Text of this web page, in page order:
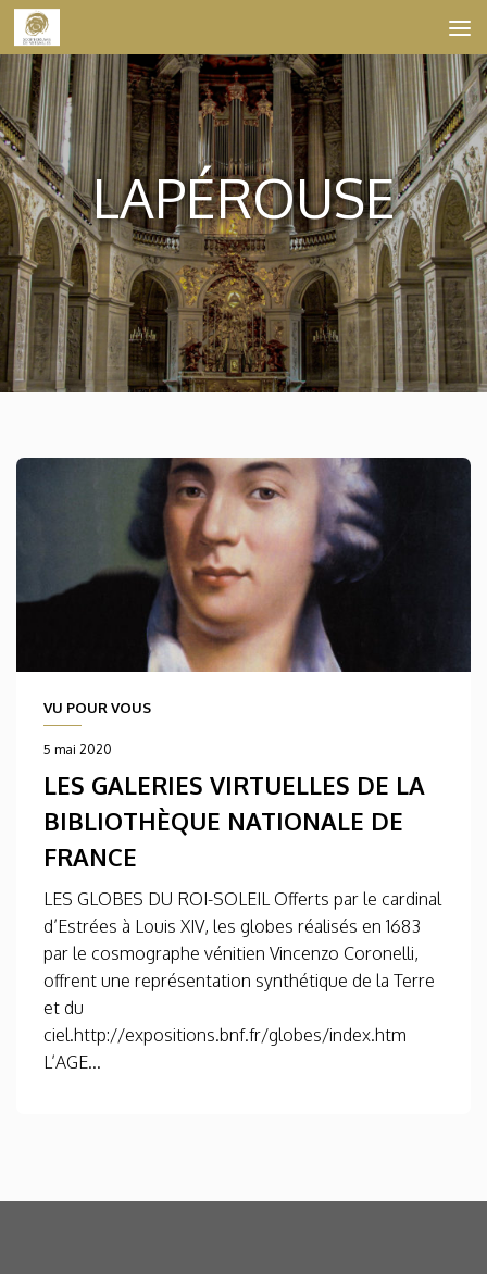
Skip to content
LAPÉROUSE
VU POUR VOUS
5 mai 2020
LES GALERIES VIRTUELLES DE LA
BIBLIOTHÈQUE NATIONALE DE
FRANCE
LES GLOBES DU ROI-SOLEIL Offerts par le cardinal
d’Estrées à Louis XIV, les globes réalisés en 1683
par le cosmographe vénitien Vincenzo Coronelli,
offrent une représentation synthétique de la Terre
et du
ciel.http://expositions.bnf.fr/globes/index.htm
L’AGE...